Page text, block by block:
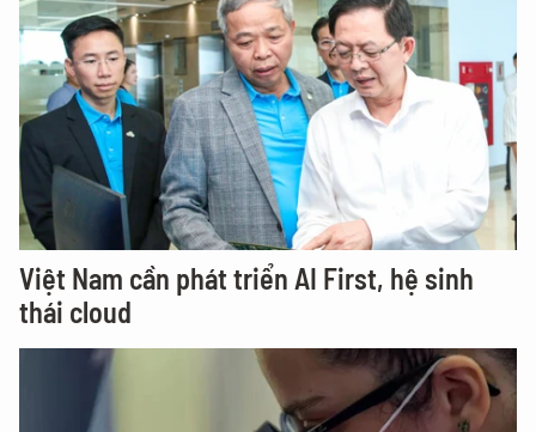
Việt Nam cần phát triển AI First, hệ sinh
thái cloud